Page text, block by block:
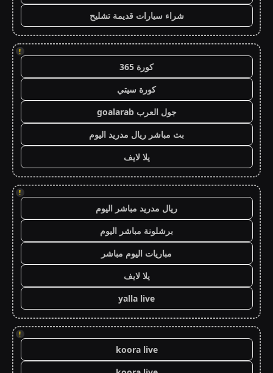
شراء سيارات قديمة تشليح
!
كورة 365
كورة سيتي
جول العرب goalarab
بث مباشر ريال مدريد اليوم
يلا لايف
!
ريال مدريد مباشر اليوم
برشلونة مباشر اليوم
مباريات اليوم مباشر
يلا لايف
yalla live
!
koora live